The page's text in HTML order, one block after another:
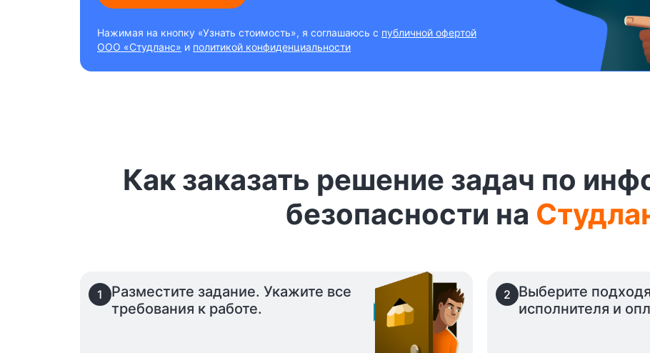
Нажимая на кнопку «Узнать стоимость», я соглашаюсь с публичной офертой
ООО «Студланс» и политикой конфиденциальности
Как заказать решение задач по
безопасности на
1
Разместите задание. Укажите все
требования к работе.
2
Выберите
исполнителя и